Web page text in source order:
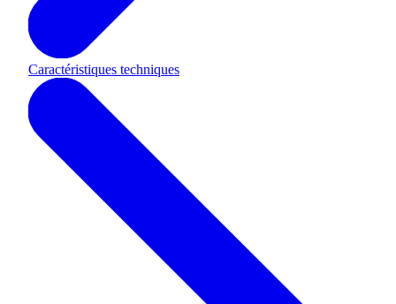
Caractéristiques techniques